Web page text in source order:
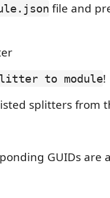
file and
to module!
splitters from
GUIDs are